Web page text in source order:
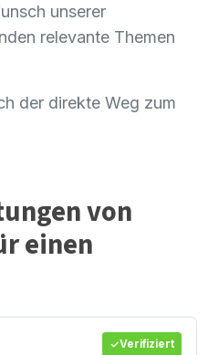
unserer
relevante Themen
der direkte Weg zum
von
einen
Verifiziert